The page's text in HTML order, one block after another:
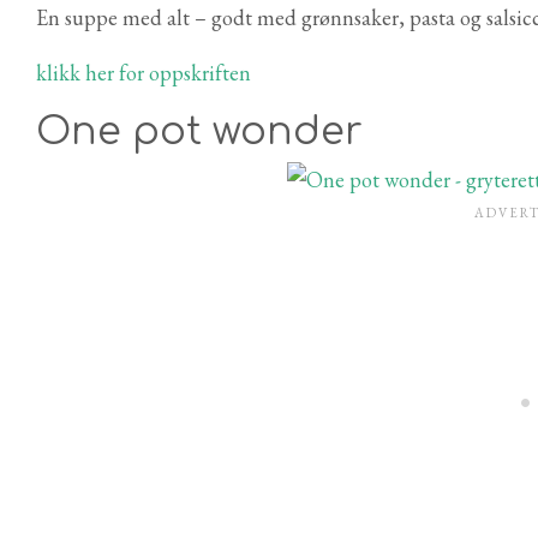
En suppe med alt – godt med grønnsaker, pasta og
klikk her for oppskriften
One pot wonder